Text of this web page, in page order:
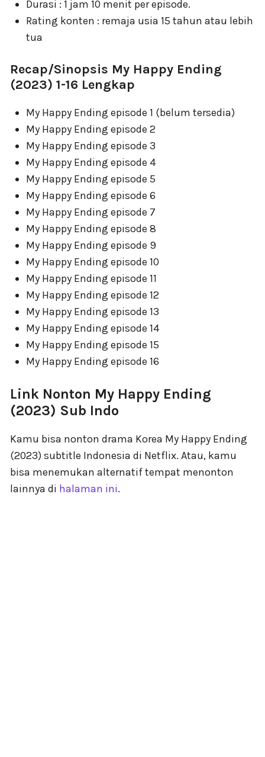
Durasi : 1 jam 10 menit per episode.
Rating konten : remaja usia 15 tahun atau lebih
tua
Recap/Sinopsis My Happy Ending
(2023) 1-16 Lengkap
My Happy Ending episode 1 (belum tersedia)
My Happy Ending episode 2
My Happy Ending episode 3
My Happy Ending episode 4
My Happy Ending episode 5
My Happy Ending episode 6
My Happy Ending episode 7
My Happy Ending episode 8
My Happy Ending episode 9
My Happy Ending episode 10
My Happy Ending episode 11
My Happy Ending episode 12
My Happy Ending episode 13
My Happy Ending episode 14
My Happy Ending episode 15
My Happy Ending episode 16
Link Nonton My Happy Ending
(2023) Sub Indo
Kamu bisa nonton drama Korea My Happy Ending
(2023) subtitle Indonesia di Netflix. Atau, kamu
bisa menemukan alternatif tempat menonton
lainnya di halaman ini.